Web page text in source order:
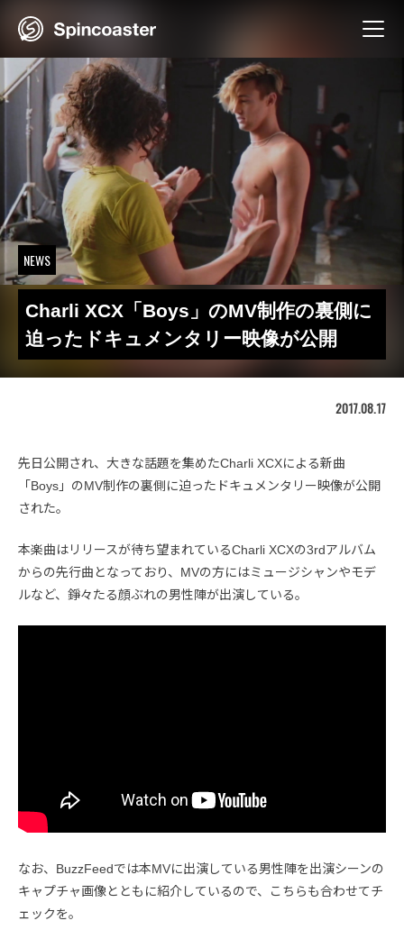
NEWS
Charli XCX「Boys」のMV制作の裏側に
迫ったドキュメンタリー映像が公開
2017.08.17
先日公開され、大きな話題を集めたCharli XCXによる新曲
「Boys」のMV制作の裏側に迫ったドキュメンタリー映像が公開
された。
本楽曲はリリースが待ち望まれているCharli XCXの3rdアルバム
からの先行曲となっており、MVの方にはミュージシャンやモデ
ルなど、錚々たる顔ぶれの男性陣が出演している。
なお、BuzzFeedでは本MVに出演している男性陣を出演シーンの
キャプチャ画像とともに紹介しているので、こちらも合わせてチ
ェックを。